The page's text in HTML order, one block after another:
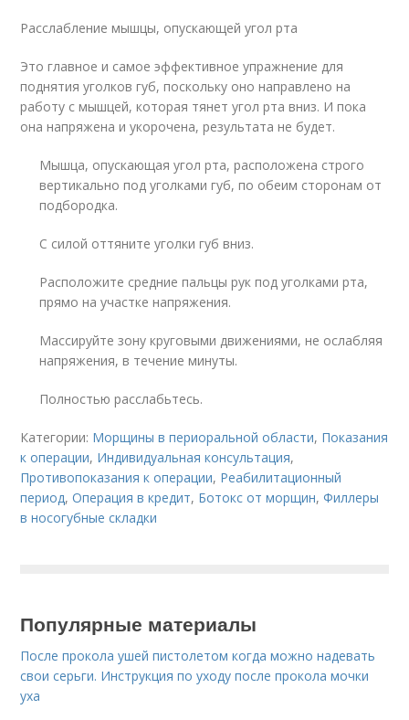
Расслабление мышцы, опускающей угол рта
Это главное и самое эффективное упражнение для
поднятия уголков губ, поскольку оно направлено на
работу с мышцей, которая тянет угол рта вниз. И пока
она напряжена и укорочена, результата не будет.
Мышца, опускающая угол рта, расположена строго
вертикально под уголками губ, по обеим сторонам от
подбородка.
С силой оттяните уголки губ вниз.
Расположите средние пальцы рук под уголками рта,
прямо на участке напряжения.
Массируйте зону круговыми движениями, не ослабляя
напряжения, в течение минуты.
Полностью расслабьтесь.
Категории: Морщины в периоральной области, Показания
к операции, Индивидуальная консультация,
Противопоказания к операции, Реабилитационный
период,Операция в кредит, Ботокс от морщин,Филлеры
в носогубные складки
Популярные материалы
После прокола ушей пистолетом когда можно надевать
свои серьги. Инструкция по уходу после прокола мочки
уха